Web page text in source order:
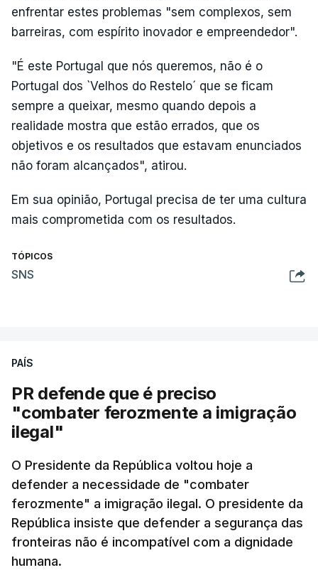
enfrentar estes problemas "sem complexos, sem
barreiras, com espírito inovador e empreendedor".
"É este Portugal que nós queremos, não é o
Portugal dos `Velhos do Restelo´ que se ficam
sempre a queixar, mesmo quando depois a
realidade mostra que estão errados, que os
objetivos e os resultados que estavam enunciados
não foram alcançados", atirou.
Em sua opinião, Portugal precisa de ter uma cultura
mais comprometida com os resultados.
TÓPICOS
SNS
PAÍS
PR defende que é preciso
"combater ferozmente a imigração
ilegal"
O Presidente da República voltou hoje a
defender a necessidade de "combater
ferozmente" a imigração ilegal. O presidente da
República insiste que defender a segurança das
fronteiras não é incompatível com a dignidade
humana.